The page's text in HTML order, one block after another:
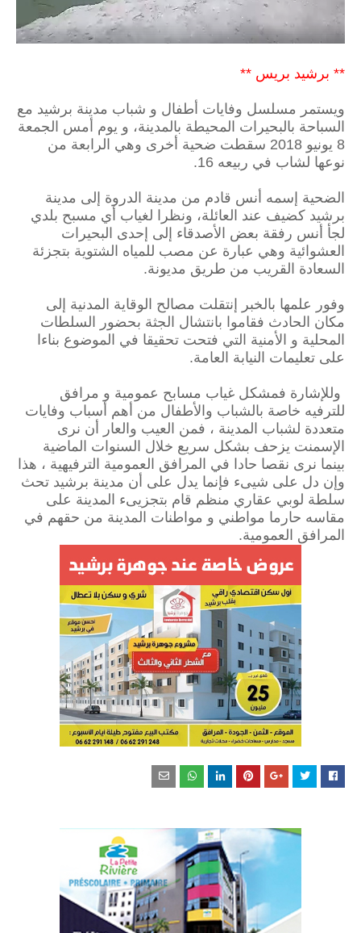
** برشيد بريس **
ويستمر مسلسل وفايات أطفال و شباب مدينة برشيد مع
السباحة بالبحيرات المحيطة بالمدينة، و يوم أمس الجمعة
8 يونيو 2018 سقطت ضحية أخرى وهي الرابعة من
نوعها لشاب في ربيعه 16.
الضحية إسمه أنس قادم من مدينة الدروة إلى مدينة
برشيد كضيف عند العائلة، ونظرا لغياب أي مسبح بلدي
لجأ أنس رفقة بعض الأصدقاء إلى إحدى البحيرات
العشوائية وهي عبارة عن مصب للمياه الشتوية بتجزئة
السعادة القريب من طريق مديونة.
وفور علمها بالخبر إنتقلت مصالح الوقاية المدنية إلى
مكان الحادث فقاموا بانتشال الجثة بحضور السلطات
المحلية و الأمنية التي فتحت تحقيقا في الموضوع بناءا
على تعليمات النيابة العامة.
وللإشارة فمشكل غياب مسابح عمومية و مرافق
للترفيه خاصة بالشباب والأطفال من أهم أسباب وفايات
متعددة لشباب المدينة ، فمن العيب والعار أن نرى
الإسمنت يزحف بشكل سريع خلال السنوات الماضية
بينما نرى نقصا حادا في المرافق العمومية الترفيهية ، هذا
وإن دل على شيىء فإنما يدل على أن مدينة برشيد تحث
سلطة لوبي عقاري منظم قام بتجزيىء المدينة على
مقاسه حارما مواطني و مواطنات المدينة من حقهم في
المرافق العمومية.